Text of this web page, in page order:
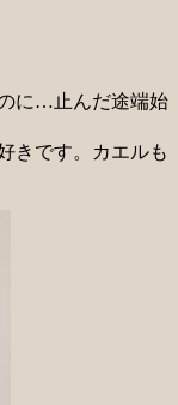
に…止んだ途端始
きです。カエルも